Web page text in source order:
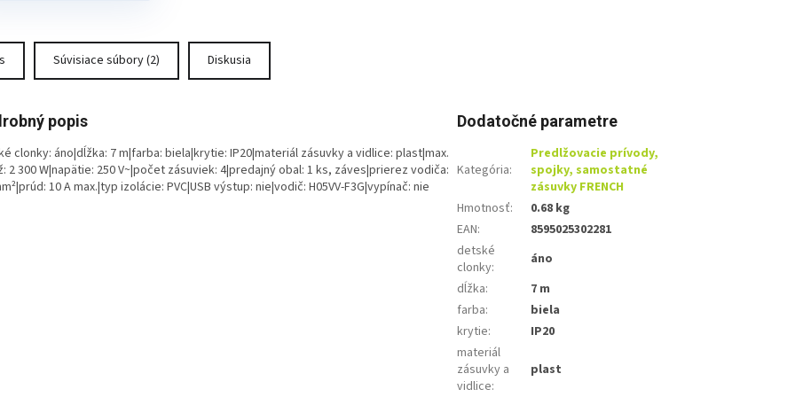
od
zásuvka
zapojíte viac
podľa
počtu
Súvisiace súbory (2) Diskusia
popis
clonky: áno|dĺžka: 7 m|farba: biela|krytie: IP20|materiál zásuvky a vidlice: plast|max.
2 300 W|napätie: 250 V~|počet zásuviek: 4|predajný obal: 1 ks, záves|prierez vodiča:
10 A max.|typ izolácie: PVC|USB výstup: nie|vodič: H05VV-F3G|vypínač: nie
Dodatočné parametre
Kategória:
Predlžovacie prívody,
spojky, samostatné
zásuvky FRENCH
Hmotnosť:
0.68 kg
EAN:
8595025302281
detské
clonky:
áno
dĺžka:
7 m
farba:
biela
krytie:
IP20
materiál
zásuvky a
vidlice:
plast